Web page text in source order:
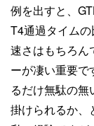
例を出すと、
T4通過タイム
速さはもちろん
ーが凄い重要
るだけ無駄の
掛けられるか、